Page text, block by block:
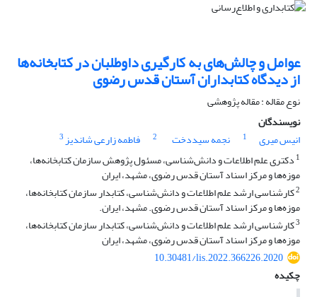
عوامل و چالش‌های به کارگیری داوطلبان در کتابخانه‌ها
از دیدگاه کتابداران آستان قدس رضوی
نوع مقاله : مقاله پژوهشی
نویسندگان
انیس میری
1 نجمه سیددخت 2 فاطمه زارعی شاندیز3
1 دکتری علم اطلاعات و دانش‌شناسی، مسئول پژوهش سازمان کتابخانه‌ها،
موزه‌ها و مرکز اسناد آستان قدس رضوی، مشهد، ایران
2کارشناسی ارشد علم اطلاعات و دانش‌شناسی، کتابدار سازمان کتابخانه‌ها،
موزه‌ها و مرکز اسناد آستان قدس رضوی. مشهد، ایران.
3کارشناسی ارشد علم اطلاعات و دانش‌شناسی، کتابدار سازمان کتابخانه‌ها،
موزه‌ها و مرکز اسناد آستان قدس رضوی، مشهد، ایران
10.30481/lis.2022.366226.2020
چکیده